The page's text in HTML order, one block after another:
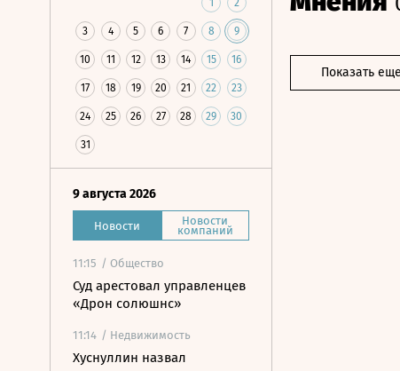
1 2
3 4 5 6 7 8 9
10 11 12 13 14 15 16
17 18 19 20 21 22 23
24 25 26 27 28 29 30
31
9 августа 2026
Новости Новости
компаний
11:15 / Общество
Суд арестовал управленцев
«Дрон солюшнс»
11:14 / Недвижимость
Хуснуллин назвал
Показать еще